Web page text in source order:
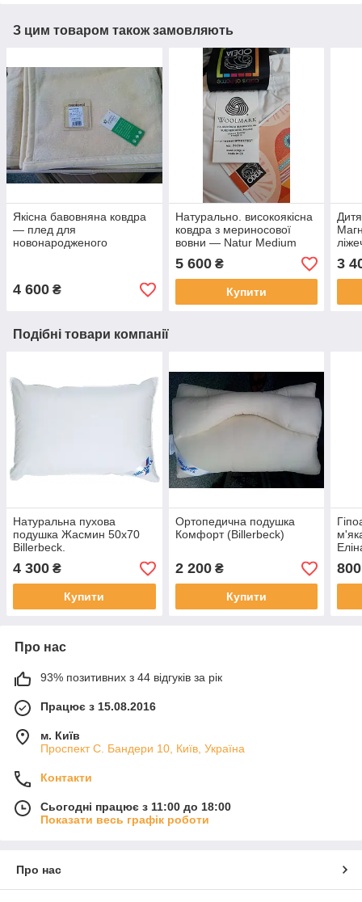
З цим товаром також замовляють
Якісна бавовняна ковдра
— плед для
новонародженого
4 600 ₴
Натурально. високоякісна
ковдра з мериносової
вовни — Natur Medium
(Словіння) для
новонароджених
5 600₴
Купити
3
Подібні товари компанії
Натуральна пухова
подушка Жасмин 50х70
Billerbeck.
4 300 ₴
Купити
Ортопедична подушка
Комфорт (Billerbeck)
2 200₴
Купити
800
Про нас
93% позитивних з 44 відгуків за рік
Працює з 15.08.2016
м. Київ
Проспект С. Бандери 10, Київ, Україна
Контакти
Сьогодні працює з 11:00 до 18:00
Показати весь графік роботи
Про нас